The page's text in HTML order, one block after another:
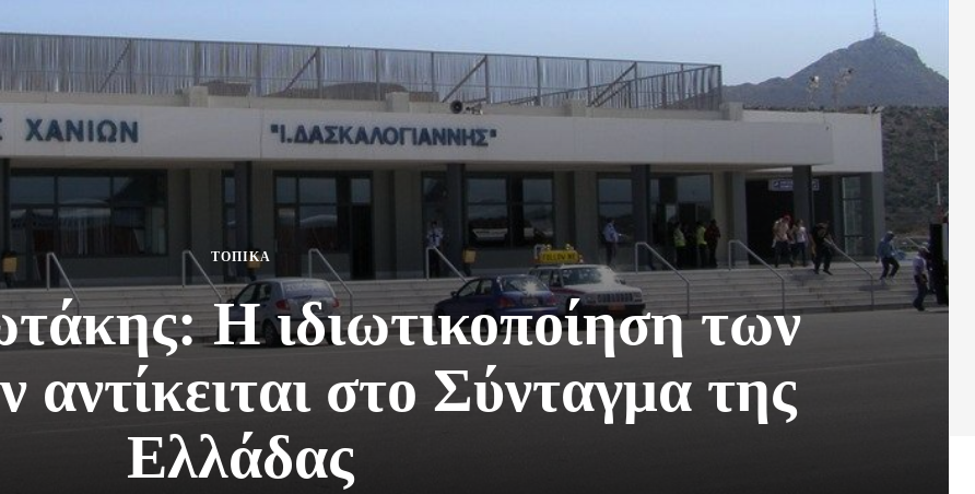
ΤΟΠΙΚΑ
Η ιδιωτικοποίηση των
αντίκειται στο Σύνταγμα της
Ελλάδας